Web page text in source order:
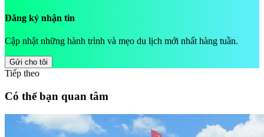
Đăng ký nhận tin
Cập nhật những hành trình và mẹo du lịch mới nhất hàng tuần.
Gửi cho tôi
Tiếp theo
Có thể bạn quan tâm